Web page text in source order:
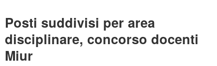
Posti suddivisi per area
disciplinare, concorso docenti
Miur